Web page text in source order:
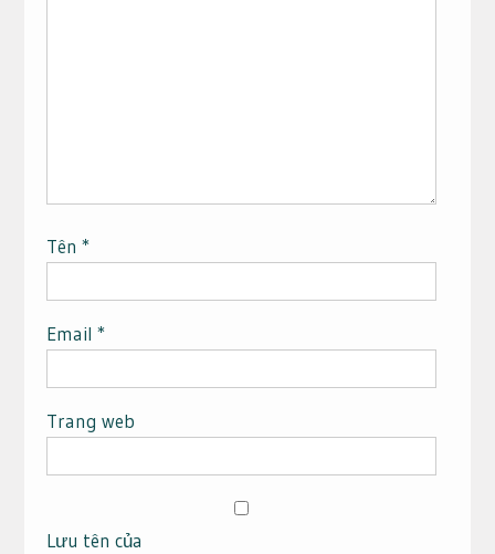
Tên *
Email *
Trang web
Lưu tên của